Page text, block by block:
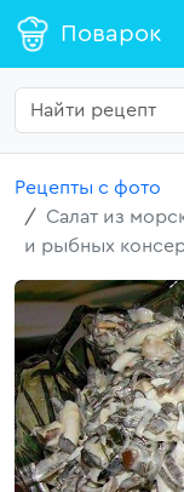
Поварок
Рецепты с фото
Салат из
и рыбных